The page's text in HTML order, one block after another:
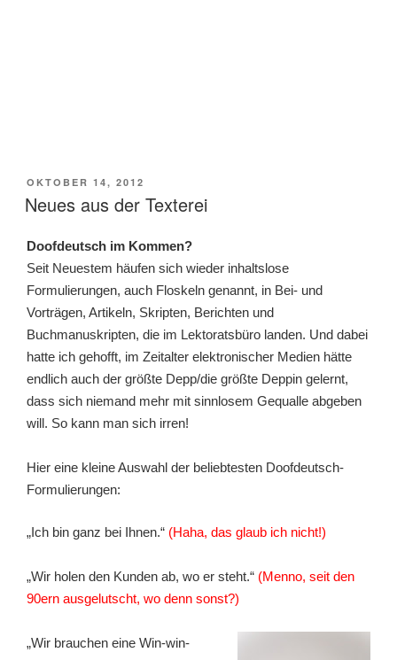
VERÖFFENTLICHT
AM
OKTOBER 14, 2012
Neues aus der Texterei
Doofdeutsch im Kommen?
Seit Neuestem häufen sich wieder inhaltslose
Formulierungen, auch Floskeln genannt, in Bei- und
Vorträgen, Artikeln, Skripten, Berichten und
Buchmanuskripten, die im Lektoratsbüro landen. Und dabei
hatte ich gehofft, im Zeitalter elektronischer Medien hätte
endlich auch der größte Depp/die größte Deppin gelernt,
dass sich niemand mehr mit sinnlosem Gequalle abgeben
will. So kann man sich irren!
Hier eine kleine Auswahl der beliebtesten Doofdeutsch-
Formulierungen:
„Ich bin ganz bei Ihnen.“ (Haha, das glaub ich nicht!)
„Wir holen den Kunden ab, wo er steht.“ (Menno, seit den
90ern ausgelutscht, wo denn sonst?)
„Wir brauchen eine Win-win-